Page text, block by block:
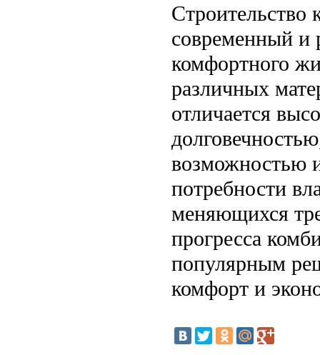
современный и
комфортного
различных
отличается
возможностью
потребности
меняющихся
прогресса
популярным
комфорт и